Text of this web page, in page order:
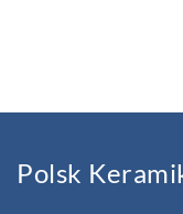
Polsk